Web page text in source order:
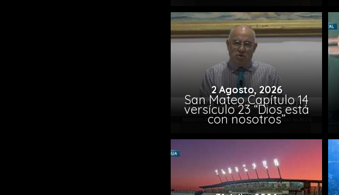
2 Agosto, 2026
San Mateo Capítulo 14
versículo 23 “Dios está
con nosotros”